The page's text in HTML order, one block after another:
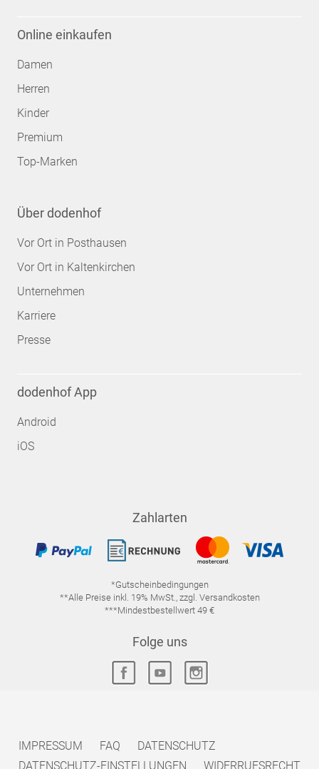
Online einkaufen
Damen
Herren
Kinder
Premium
Top-Marken
Über dodenhof
Vor Ort in Posthausen
Vor Ort in Kaltenkirchen
Unternehmen
Karriere
Presse
dodenhof App
Android
iOS
Zahlarten
*Gutscheinbedingungen
**Alle Preise inkl. 19% MwSt., zzgl. Versandkosten
***Mindestbestellwert 49 €
Folge uns
IMPRESSUM FAQ
DATENSCHUTZ
DATENSCHUTZ-EINSTELLUNGEN
WIDERRUFSRECHT